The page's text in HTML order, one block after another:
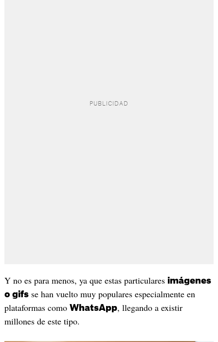
Y no es para menos, ya que estas particulares imágenes
o gifsse han vuelto muy populares especialmente en
plataformas como WhatsApp, llegando a existir
millones de este tipo.